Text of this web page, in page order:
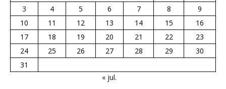
3
4 5 6 7 8
9
10
11 12 13 14 15
16
17
18 19 20 21 22
23
24
25 26 27 28 29
30
31
« jul.